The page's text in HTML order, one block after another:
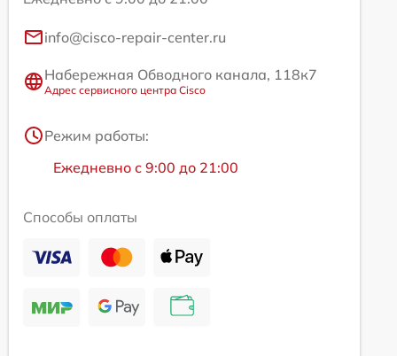
info@cisco-repair-center.ru
Набережная Обводного канала, 118к7
Адрес сервисного центра Cisco
Режим работы:
Ежедневно с 9:00 до 21:00
Способы оплаты